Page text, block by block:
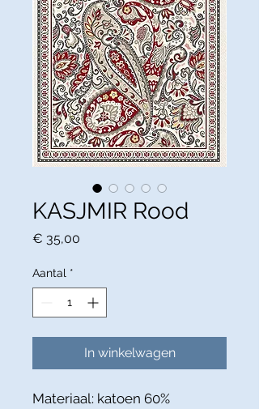
KASJMIR Rood
€ 35,00
Aantal *
In winkelwagen
Materiaal: katoen 60%